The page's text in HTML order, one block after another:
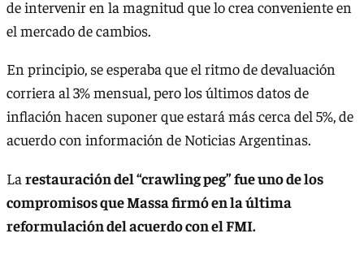
de intervenir en la magnitud que lo crea conveniente en
el mercado de cambios.
En principio, se esperaba que el ritmo de devaluación
corriera al 3% mensual, pero los últimos datos de
inflación hacen suponer que estará más cerca del 5%, de
acuerdo con información de Noticias Argentinas.
La restauración del “crawling peg” fue uno de los
compromisos que Massa firmó en la última
reformulación del acuerdo con el FMI.